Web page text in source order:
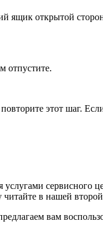
ящик открытой
отпустите.
этот шаг.
сервисного
в нашей
вам